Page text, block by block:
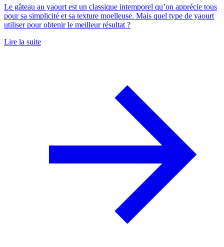
Le gâteau au yaourt est un classique intemporel qu’on apprécie tous
pour sa simplicité et sa texture moelleuse. Mais quel type de yaourt
utiliser pour obtenir le meilleur résultat ?
Lire la suite